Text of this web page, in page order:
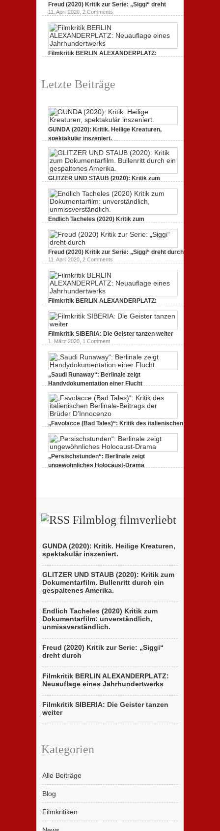
Freud (2020) Kritik zur Serie: „Siggi“ dreht
11. April 2020, 2 Comments
Filmkritik BERLIN ALEXANDERPLATZ:
Letzte Beiträge
GUNDA (2020): Kritik. Heilige Kreaturen,
spektakulär inszeniert.
GLITZER UND STAUB (2020): Kritik zum
Dokumentarfilm. Bullenritt durch ein
gespaltenes Amerika.
3. Oktober 2020,2 Comments
Endlich Tacheles (2020) Kritik zum
Dokumentarfilm: unverständlich,
unmissverständlich.
19. Mai 2020,0 Comments
Freud (2020) Kritik zur Serie: „Siggi“ dreht durch
11. April 2020, 2 Comments
Filmkritik BERLIN ALEXANDERPLATZ:
Neuauflage eines Jahrhundertwerks
1. März 2020,2 Comments
Filmkritik SIBERIA: Die Geister tanzen weiter
1. März 2020, 1 Comment
„Saudi Runaway“: Berlinale zeigt
Handydokumentation einer Flucht
„Favolacce (Bad Tales)“: Kritik des italienischen
Berlinale-Beitrags der Brüder D’Innocenzo
25. Februar 2020,2 Comments
„Persischstunden“: Berlinale zeigt
ungewöhnliches Holocaust-Drama
Filmblog filmverliebt
GUNDA (2020): Kritik. Heilige Kreaturen,
spektakulär inszeniert.
GLITZER UND STAUB (2020): Kritik zum
Dokumentarfilm. Bullenritt durch ein
gespaltenes Amerika.
Endlich Tacheles (2020) Kritik zum
Dokumentarfilm: unverständlich,
unmissverständlich.
Freud (2020) Kritik zur Serie: „Siggi“
dreht durch
Filmkritik BERLIN ALEXANDERPLATZ:
Neuauflage eines Jahrhundertwerks
Filmkritik SIBERIA: Die Geister tanzen
weiter
Kategorien
Alle Beiträge
Blog
Filmkritiken